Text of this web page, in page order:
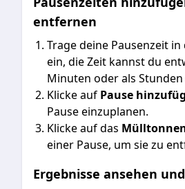
entfernen
Trage deine Pausenzeit in
ein, die Zeit kannst du
Minuten oder als
Klicke auf Pause
Pause einzuplanen.
Klicke auf das
einer Pause, um sie zu
Ergebnisse ansehen